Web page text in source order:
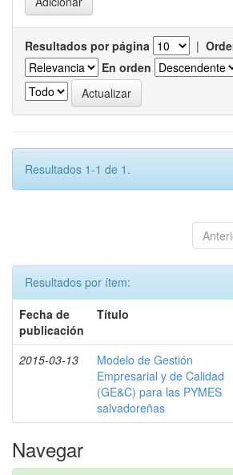
Resultados por página |
En orden
Resultados 1-1 de 1.
Resultados por ítem:
Fecha de
publicación
Título
2015-03-13
Modelo de Gestión
Empresarial y de Calidad
(GE&C) para las PYMES
salvadoreñas
Navegar